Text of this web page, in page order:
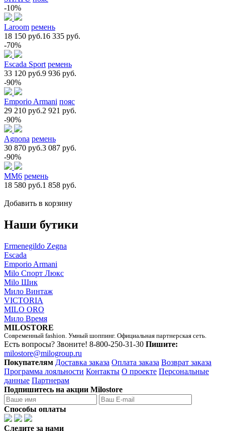
-10%
Laroom ремень
18 150 руб.16 335 руб.
-70%
Escada Sport ремень
33 120 руб.9 936 руб.
-90%
Emporio Armani пояс
29 210 руб.2 921 руб.
-90%
Agnona ремень
30 870 руб.3 087 руб.
-90%
MM6 ремень
18 580 руб.1 858 руб.
Добавить в корзину
Наши бутики
Ermenegildo Zegna
Escada
Emporio Armani
Milo Спорт Люкс
Milo Шик
Мило Винтаж
VICTORIA
MILO ORO
Мило Время
MILOSTORE
Современный fashion. Умный шоппинг. Официальная партнерская сеть.
Есть вопросы? Звоните! 8-800-250-31-30 Пишите:
milostore@milogroup.ru
Покупателям Доставка заказа Оплата заказа Возврат заказа
Программа лояльности Контакты О проекте Персональные
данные Партнерам
Подпишитесь на акции Milostore
Способы оплаты
Следите за нами